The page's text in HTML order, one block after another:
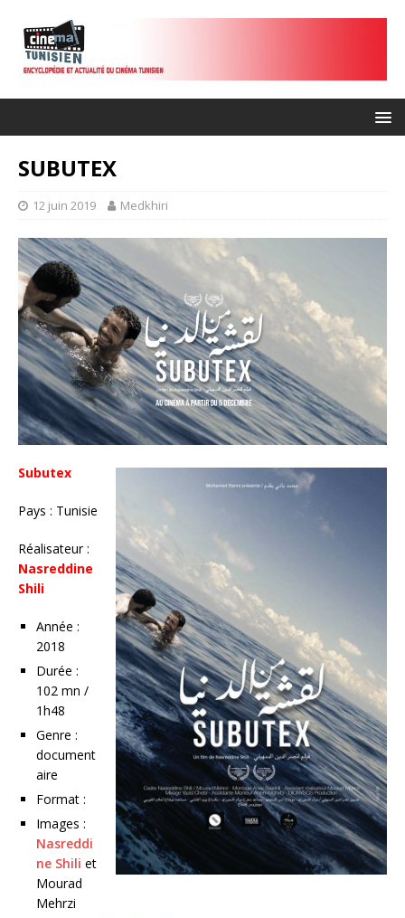
SUBUTEX
12 juin 2019 Medkhiri
Subutex
Pays : Tunisie
Réalisateur :
Nasreddine
Shili
Année :
2018
Durée :
102 mn /
1h48
Genre :
document
aire
Format :
Images :
Nasreddi
ne Shili et
Mourad
Mehrzi